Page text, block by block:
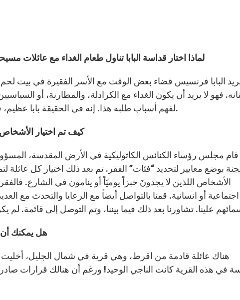
1 – لماذا اختار قداسة البابا تناول طعام الغداء مع عائلات
البابا فرنسيس قضاء بعض الوقت مع الأسر الفقيرة في بيت
فهو لا يريد أن يكون الغداء مع الكرادلة، والمطارنة، أو
لفهم أسباب طلبه هذا. إنه في الحقيقة بابا عظيم، فهو على مثال يسوع يريد أن يكون قريبا من الفقراء.
2 – كيف تم اختيار
قام مجلس رؤساء الكنائس الكاثوليكية في الأرض المقدسة،
بوضع معايير لتحديد “فئات” الفقر. تم بعد ذلك اختيار كل عائلة
الأشخاص اللذين لا يجدونَ خبزاً يوميّاً أو ينامون في الشارع.
اجتماعية أو انسانية. قمنا بالتواصل أيضاً مع الرعايا والتحدث مع
3 – هل يمكنك
في هذه القرية كانت الناجي الوحيد! ورغم أن هنالك قرارات